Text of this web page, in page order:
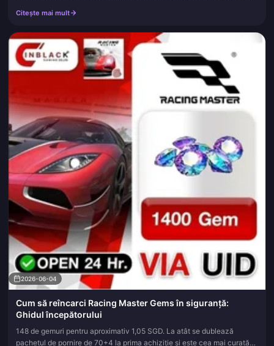
Citește mai mult
2026-06-04
Cum să reîncarci Racing Master Gems în siguranță:
Ghidul începătorului
148 de gemuri pentru aproximativ 1,05 SGD. La atât se dublează
pachetul de pornire de 70+4 la prima achiziție și este cea mai curată